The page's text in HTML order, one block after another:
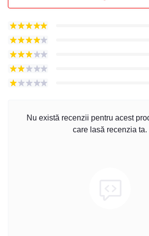
Nu există recenzii pentru acest
care lasă recenzia ta.